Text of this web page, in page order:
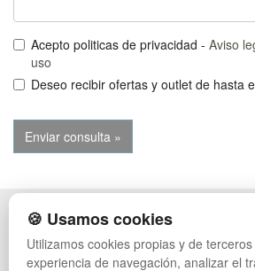
Acepto politicas de privacidad - Aviso
uso
Deseo recibir ofertas y outlet de hasta
POLÍTICA DE PRIVACIDAD
CONDICIONES DE USO
CAMBIOS Y DEVOLUCIONES
🍪 Usamos cookies
Utilizamos cookies propias y de
experiencia de navegación, analizar el